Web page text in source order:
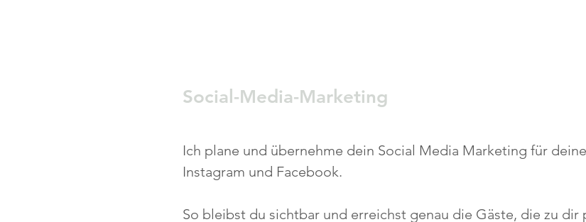
Social-Media-Marketing
Ich plane und übernehme dein Social Media Marketing für
Instagram und Facebook.
So bleibst du sichtbar und erreichst genau die Gäste, die zu dir